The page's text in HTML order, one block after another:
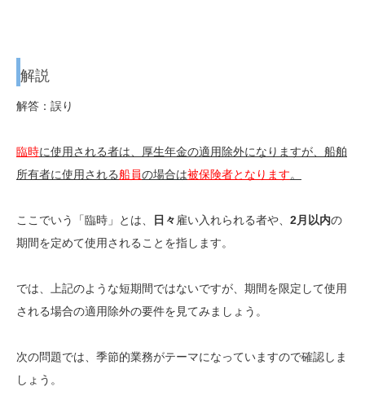
解説
解答：誤り
臨時に使用される者は、厚生年金の適用除外になりますが、船舶
所有者に使用される船員の場合は被保険者となります。
ここでいう「臨時」とは、 日々 雇い入れられる者や、 2月以内の
期間を定めて使用されることを指します。
では、上記のような短期間ではないですが、期間を限定して使用
される場合の適用除外の要件を見てみましょう。
次の問題では、季節的業務がテーマになっていますので確認しま
しょう。